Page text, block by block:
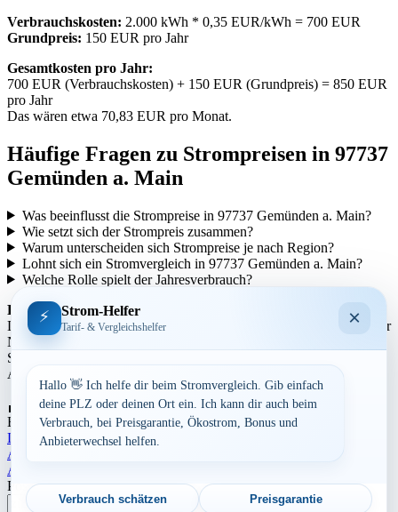
Verbrauchskosten: 2.000 kWh * 0,35 EUR/kWh = 700 EUR
Grundpreis: 150 EUR pro Jahr
Gesamtkosten pro Jahr:
700 EUR (Verbrauchskosten) + 150 EUR (Grundpreis) = 850 EUR
pro Jahr
Das wären etwa 70,83 EUR pro Monat.
Häufige Fragen zu Strompreisen in 97737
Gemünden a. Main
Was beeinflusst die Strompreise in 97737 Gemünden a. Main?
Wie setzt sich der Strompreis zusammen?
Warum unterscheiden sich Strompreise je nach Region?
Lohnt sich ein Stromvergleich in 97737 Gemünden a. Main?
Welche Rolle spielt der Jahresverbrauch?
Regionale Unterschiede:
Die Strompreise variieren je nach Region aufgrund unterschiedlicher
Netzentgelte und Steuern. In städtischen Gebieten können die
Strompreise tendenziell höher sein als in ländlicheren Gegenden.
Auch die Anbieterstruktur kann sich regional unterscheiden.
Aufrufe: 350
By
Dominik Laube27. Juli 2026 Bayern
Landkreis Main-Spessart
Beitragsnavigation
Aktuelle Strompreise in 74535 Mainhardt
Aktuelle Strompreise in 57258 Freudenberg
Postleitzahl eingeben
Suchen
⚡ Strom-Helfer
Tarif- & Vergleichshelfer ×
Hallo 👋 Ich helfe dir beim Stromvergleich. Gib einfach
deine PLZ oder deinen Ort ein. Ich kann dir auch beim
Verbrauch, bei Preisgarantie, Ökostrom, Bonus und
Anbieterwechsel helfen.
Verbrauch schätzen Preisgarantie